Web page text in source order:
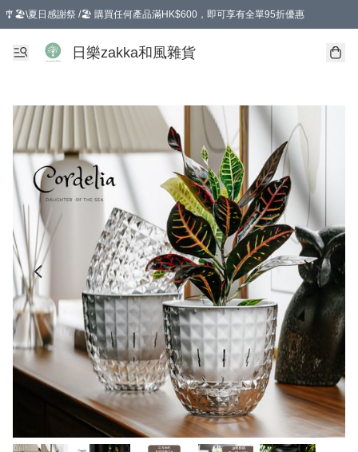
🎐🏖️\夏日感謝祭 /🏖️ 購買任何產品滿HK$600，即可享有全單95折優惠
選擇GoGoX住宅/工商地址配送，單一訂單消費購物滿HK$680(折扣後），可享有
日樂zakka和風雜貨